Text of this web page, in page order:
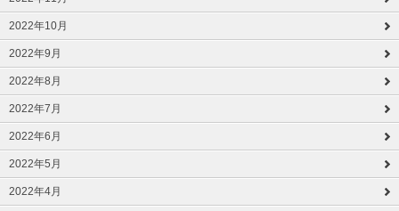
2022年10月
2022年9月
2022年8月
2022年7月
2022年6月
2022年5月
2022年4月